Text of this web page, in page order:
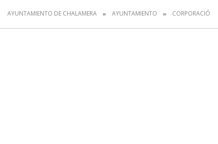
AYUNTAMIENTO DE CHALAMERA AYUNTAMIENTO CORPORACIÓN